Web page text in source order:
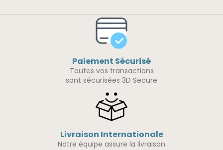
Paiement Sécurisé
Toutes vos transactions
sont sécurisées 3D Secure
Livraison Internationale
Notre équipe assure la livraison